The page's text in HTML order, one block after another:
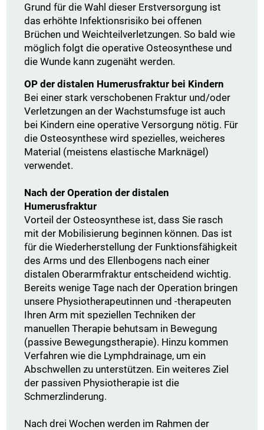
Grund für die Wahl dieser Erstversorgung ist
das erhöhte Infektionsrisiko bei offenen
Brüchen und Weichteilverletzungen. So bald wie
möglich folgt die operative Osteosynthese und
die Wunde kann zugenäht werden.
OP der distalen Humerusfraktur bei Kindern
Bei einer stark verschobenen Fraktur und/oder
Verletzungen an der Wachstumsfuge ist auch
bei Kindern eine operative Versorgung nötig. Für
die Osteosynthese wird spezielles, weicheres
Material (meistens elastische Marknägel)
verwendet.
Nach der Operation der distalen
Humerusfraktur
Vorteil der Osteosynthese ist, dass Sie rasch
mit der Mobilisierung beginnen können. Das ist
für die Wiederherstellung der Funktionsfähigkeit
des Arms und des Ellenbogens nach einer
distalen Oberarmfraktur entscheidend wichtig.
Bereits wenige Tage nach der Operation bringen
unsere Physiotherapeutinnen und -therapeuten
Ihren Arm mit speziellen Techniken der
manuellen Therapie behutsam in Bewegung
(passive Bewegungstherapie). Hinzu kommen
Verfahren wie die Lymphdrainage, um ein
Abschwellen zu unterstützen. Ein weiteres Ziel
der passiven Physiotherapie ist die
Schmerzlinderung.
Nach drei Wochen werden im Rahmen der